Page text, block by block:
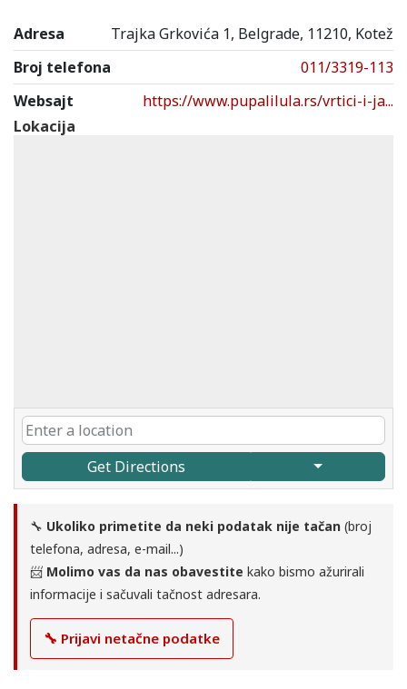
Adresa
Trajka Grkovića 1, Belgrade, 11210, Kotež
Broj telefona
011/3319-113
Websajt
https://www.pupalilula.rs/vrtici-i-ja...
Lokacija
Get Directions
🔧 Ukoliko primetite da neki podatak nije tačan (broj
telefona, adresa, e-mail...)
📨 Molimo vas da nas obavestite kako bismo ažurirali
informacije i sačuvali tačnost adresara.
🔧 Prijavi netačne podatke